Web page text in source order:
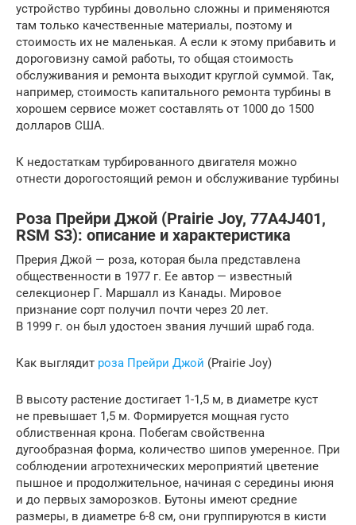
устройство турбины довольно сложны и применяются
там только качественные материалы, поэтому и
стоимость их не маленькая. А если к этому прибавить и
дороговизну самой работы, то общая стоимость
обслуживания и ремонта выходит круглой суммой. Так,
например, стоимость капитального ремонта турбины в
хорошем сервисе может составлять от 1000 до 1500
долларов США.
К недостаткам турбированного двигателя можно
отнести дорогостоящий ремон и обслуживание турбины
Роза Прейри Джой (Prairie Joy, 77A4J401,
RSM S3): описание и характеристика
Прерия Джой — роза, которая была представлена
общественности в 1977 г. Ее автор — известный
селекционер Г. Маршалл из Канады. Мировое
признание сорт получил почти через 20 лет.
В 1999 г. он был удостоен звания лучший шраб года.
Как выглядит роза Прейри Джой (Prairie Joy)
В высоту растение достигает 1-1,5 м, в диаметре куст
не превышает 1,5 м. Формируется мощная густо
облиственная крона. Побегам свойственна
дугообразная форма, количество шипов умеренное. При
соблюдении агротехнических мероприятий цветение
пышное и продолжительное, начиная с середины июня
и до первых заморозков. Бутоны имеют средние
размеры, в диаметре 6-8 см, они группируются в кисти